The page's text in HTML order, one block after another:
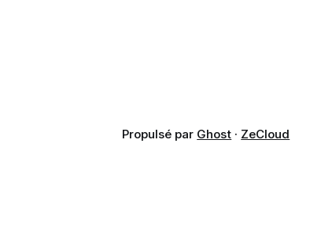
Propulsé par Ghost · ZeCloud